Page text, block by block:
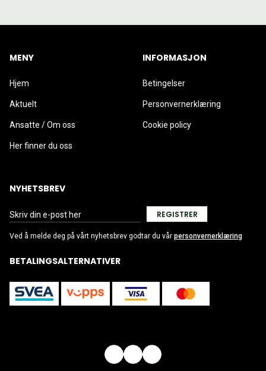
MENY
Hjem
Aktuelt
Ansatte / Om oss
Her finner du oss
INFORMASJON
Betingelser
Personvernerklæring
Cookie policy
NYHETSBREV
REGISTRER
Ved å melde deg på vårt nyhetsbrev godtar du vår personvernerklæring
BETALINGSALTERNATIVER